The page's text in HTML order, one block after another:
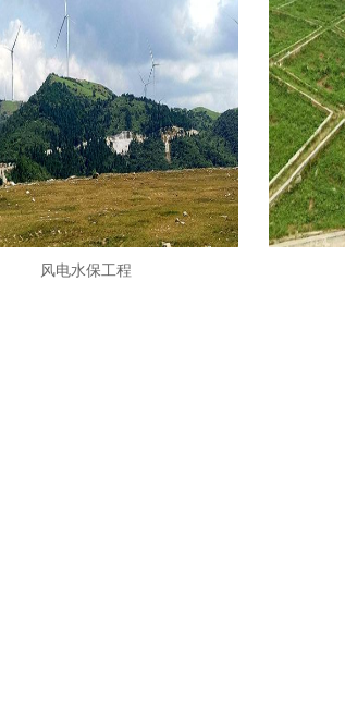
风电水保工程